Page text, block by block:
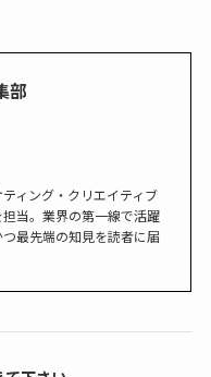
部
ィング・クリエイティブ
当。業界の第一線で活躍
最先端の知見を読者に届